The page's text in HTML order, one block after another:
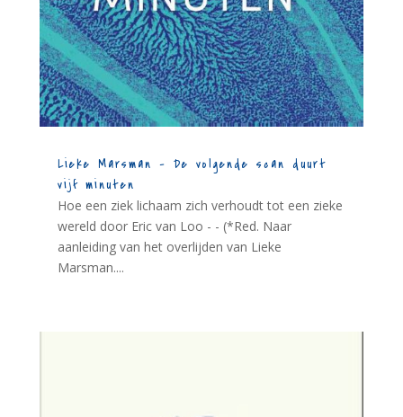
Lieke Marsman – De volgende scan duurt
vijf minuten
Hoe een ziek lichaam zich verhoudt tot een zieke
wereld door Eric van Loo - - (*Red. Naar
aanleiding van het overlijden van Lieke
Marsman....